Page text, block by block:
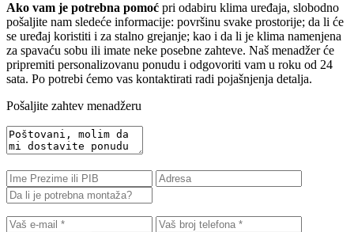
Ako vam je potrebna pomoć pri odabiru klima uređaja, slobodno
pošaljite nam sledeće informacije: površinu svake prostorije; da li će
se uređaj koristiti i za stalno grejanje; kao i da li je klima namenjena
za spavaću sobu ili imate neke posebne zahteve. Naš menadžer će
pripremiti personalizovanu ponudu i odgovoriti vam u roku od 24
sata. Po potrebi ćemo vas kontaktirati radi pojašnjenja detalja.
Pošaljite zahtev menadžeru